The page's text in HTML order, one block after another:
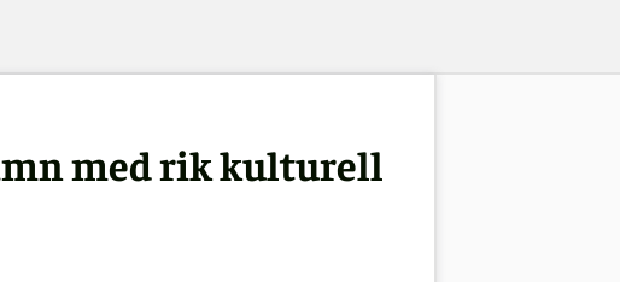
med rik kulturell